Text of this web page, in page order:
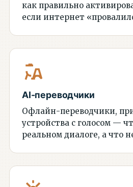
как правильно
если интернет
AI-переводчики
Офлайн-переводчики,
устройства с голосом —
реальном диалоге, а что